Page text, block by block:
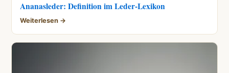
Ananasleder: Definition im Leder-Lexikon
Weiterlesen →